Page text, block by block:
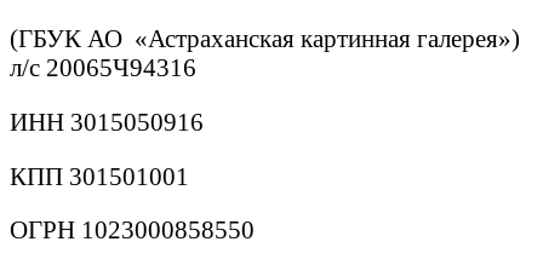
(ГБУК АО «Астраханская картинная галерея»)
л/с 20065Ч94316
ИНН 3015050916
КПП 301501001
ОГРН 1023000858550